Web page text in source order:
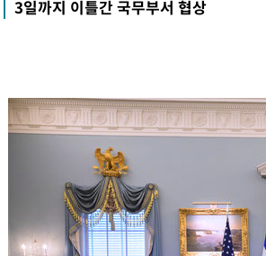
[속보]산업장관 "李정부, 원전 반대 안해…안정 전력
[속보]코스피 매도사이드카 발동…4%대 급락
[속보]전남광주 초대 시민추천 부시장에 백승주·윤
서울 열대야 15일째 지속…비공식 '초열대야' 30도 넘
[속보]코스닥, 2.15포인트(0.27%) 내린 797.44 출
[속보]코스피, 119.51포인트(1.81%) 내린 6478.75
6월 경상수지 497.3억 달러…두 달 연속 사상 최대
서울 낮 39도 '폭염중대경보'…40도 관측 가능성도
3일까지 이틀간 국무부서 협상